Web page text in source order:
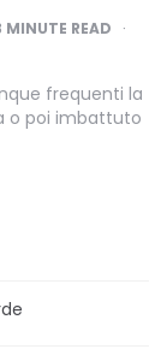
MINUTE READ
frequenti la
o poi imbattuto